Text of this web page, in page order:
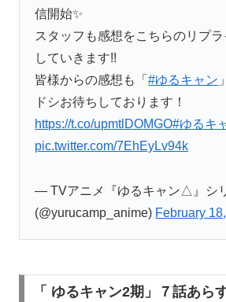
信開始✨
スタッフも感想をこちらのリプラ
していきます!!
皆様からの感想も「#ゆるキャン
ドシお待ちしております！
https://t.co/upmtlDOMGO#ゆるキ
pic.twitter.com/7EhEyLv94k
— TVアニメ『ゆるキャン△』シ
(@yurucamp_anime) February
「 ゆるキャン2期」７話あら